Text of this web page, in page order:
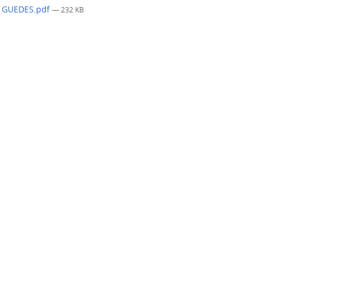
GUEDES.pdf— 232 KB